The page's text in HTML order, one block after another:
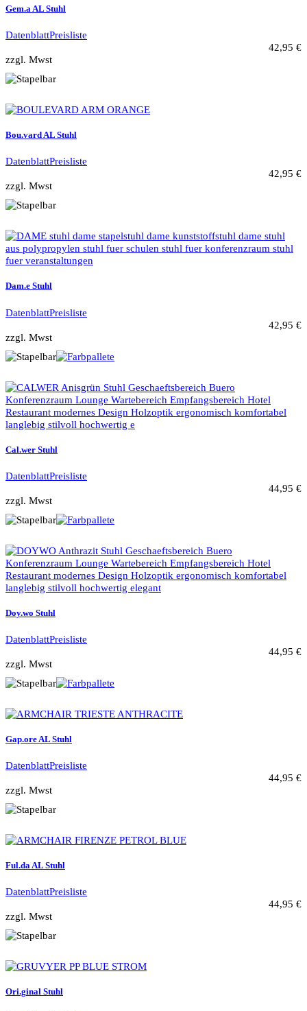
Gem.a AL Stuhl
DatenblattPreisliste
42,95 €
zzgl. Mwst
Bou.vard AL Stuhl
DatenblattPreisliste
42,95 €
zzgl. Mwst
Dam.e Stuhl
DatenblattPreisliste
42,95 €
zzgl. Mwst
Cal.wer Stuhl
DatenblattPreisliste
44,95 €
zzgl. Mwst
Doy.wo Stuhl
DatenblattPreisliste
44,95 €
zzgl. Mwst
Gap.ore AL Stuhl
DatenblattPreisliste
44,95 €
zzgl. Mwst
Ful.da AL Stuhl
DatenblattPreisliste
44,95 €
zzgl. Mwst
Ori.ginal Stuhl